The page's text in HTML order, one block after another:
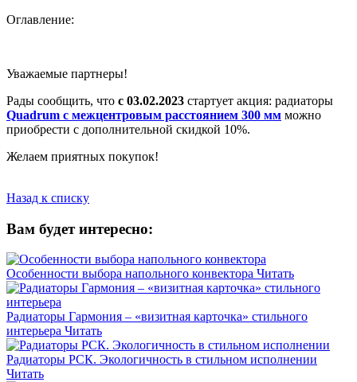
Оглавление:
Уважаемые партнеры!
Рады сообщить, что с 03.02.2023 стартует акция: радиаторы
Quadrum с межцентровым расстоянием 300 мм можно
приобрести с дополнительной скидкой 10%.
Желаем приятных покупок!
Назад к списку
Вам будет интересно:
Особенности выбора напольного конвектора Читать
Радиаторы Гармония – «визитная карточка» стильного
интерьера Читать
Радиаторы РСК. Экологичность в стильном исполнении
Читать